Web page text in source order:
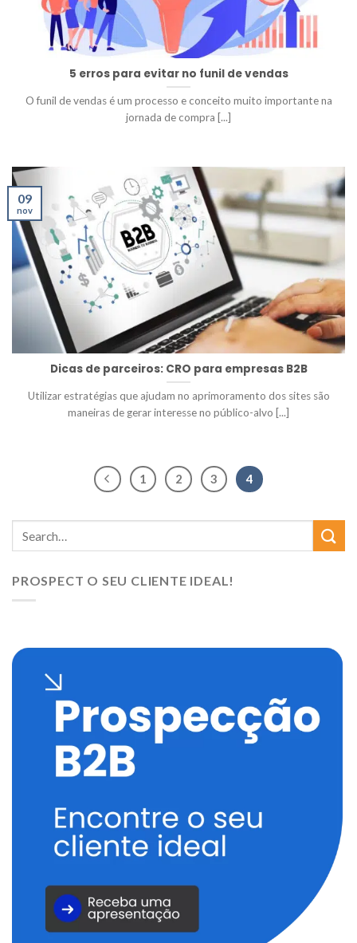
5 erros para evitar no funil de vendas
O funil de vendas é um processo e conceito muito importante na
jornada de compra [...]
Dicas de parceiros: CRO para empresas B2B
Utilizar estratégias que ajudam no aprimoramento dos sites são
maneiras de gerar interesse no público-alvo [...]
09
nov
1 2 3 4
PROSPECT O SEU CLIENTE IDEAL!